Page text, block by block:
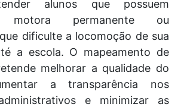
alunos que possuem
motora permanente ou
dificulte a locomoção de sua
a escola. O mapeamento de
melhorar a qualidade do
a transparência nos
e minimizar as